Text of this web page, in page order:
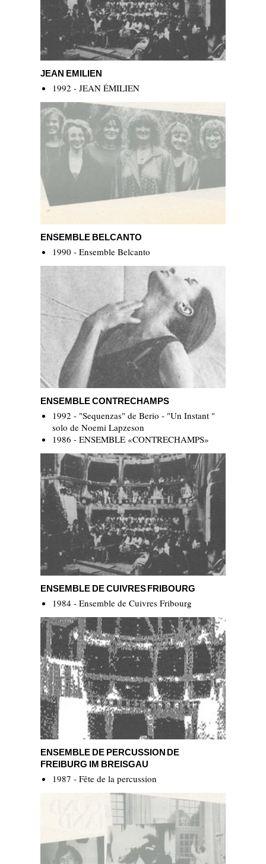
JEAN EMILIEN
1992 - JEAN ÉMILIEN
ENSEMBLE BELCANTO
1990 - Ensemble Belcanto
ENSEMBLE CONTRECHAMPS
1992 - "Sequenzas" de Berio - "Un Instant "
solo de Noemi Lapzeson
1986 - ENSEMBLE «CONTRECHAMPS»
ENSEMBLE DE CUIVRES FRIBOURG
1984 - Ensemble de Cuivres Fribourg
ENSEMBLE DE PERCUSSION DE
FREIBURG IM BREISGAU
1987 - Fête de la percussion